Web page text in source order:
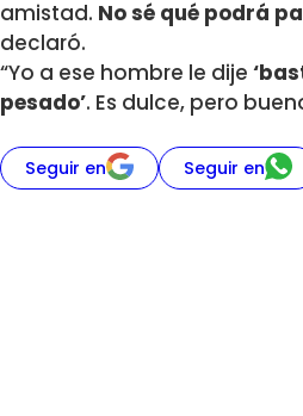
amistad. No sé qué podrá
declaró.
“Yo a ese hombre le dije
pesado’. Es dulce, pero
Seguir en Seguir en